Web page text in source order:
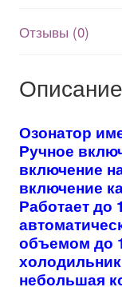
аккумулятор
3600Mah
Отзывы (0)
Описание
Озонатор
Ручное
включение
включение
Работает до
объемом до
небольшая